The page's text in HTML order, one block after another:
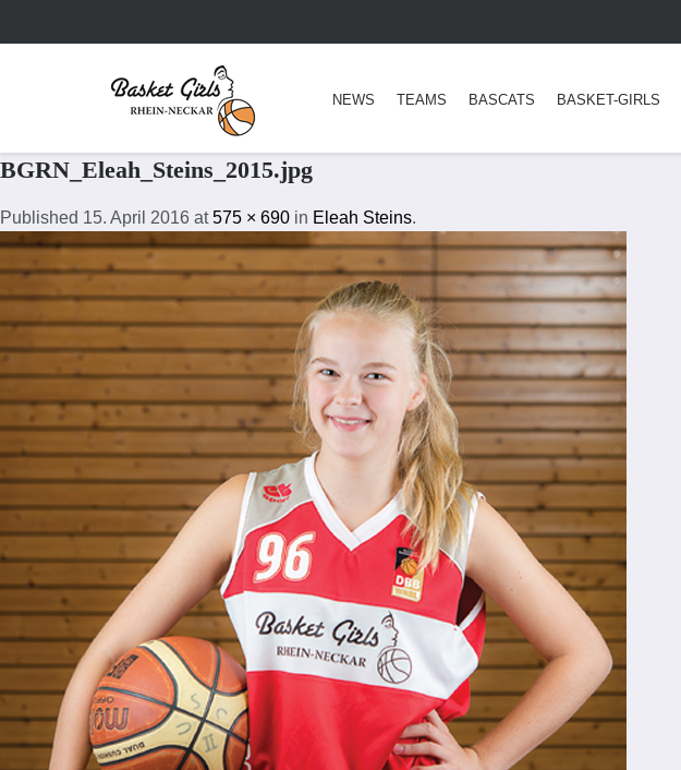
NEWS TEAMS BASCATS BASKET-GIRLS
BGRN_Eleah_Steins_2015.jpg
Published 15. April 2016 at575 × 690 in Eleah Steins.